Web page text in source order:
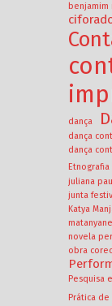
benjamim
dança
dança
dança
juliana
junta
Katya
novela
obra
Pesquisa
Prática